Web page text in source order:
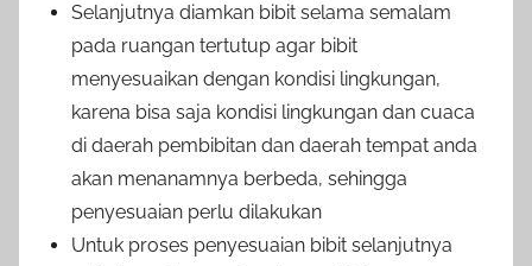
Selanjutnya diamkan bibit selama semalam
pada ruangan tertutup agar bibit
menyesuaikan dengan kondisi lingkungan,
karena bisa saja kondisi lingkungan dan cuaca
di daerah pembibitan dan daerah tempat anda
akan menanamnya berbeda, sehingga
penyesuaian perlu dilakukan
Untuk proses penyesuaian bibit selanjutnya